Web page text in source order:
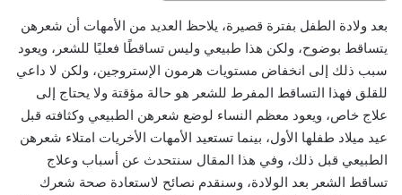
ل
ك
ر
و
ن
ا
بعد ولادة الطفل بفترة قصيرة، يلاحظ العديد من الأمهات أن شعرهن
يتساقط بوضوح، ولكن هذا طبيعي وليس تساقطًا فعليًا للشعر، ويعود
سبب ذلك إلى انخفاض مستويات هرمون الإستروجين، ولكن لا داعي
للقلق فهذا التساقط المفرط للشعر هو حالة مؤقتة ولا يحتاج إلى
علاج خاص، ويعود معظم النساء لوضع شعرهن الطبيعي وكثافته قبل
عيد ميلاد طفلها الأول، بينما تستعيد الأمهات الأخريات امتلاء شعرهن
الطبيعي قبل ذلك، وفي هذا المقال سنتحدث عن أسباب وعلاج
تساقط الشعر بعد الولادة، وسنقدم نصائح لاستعادة صحة شعرك